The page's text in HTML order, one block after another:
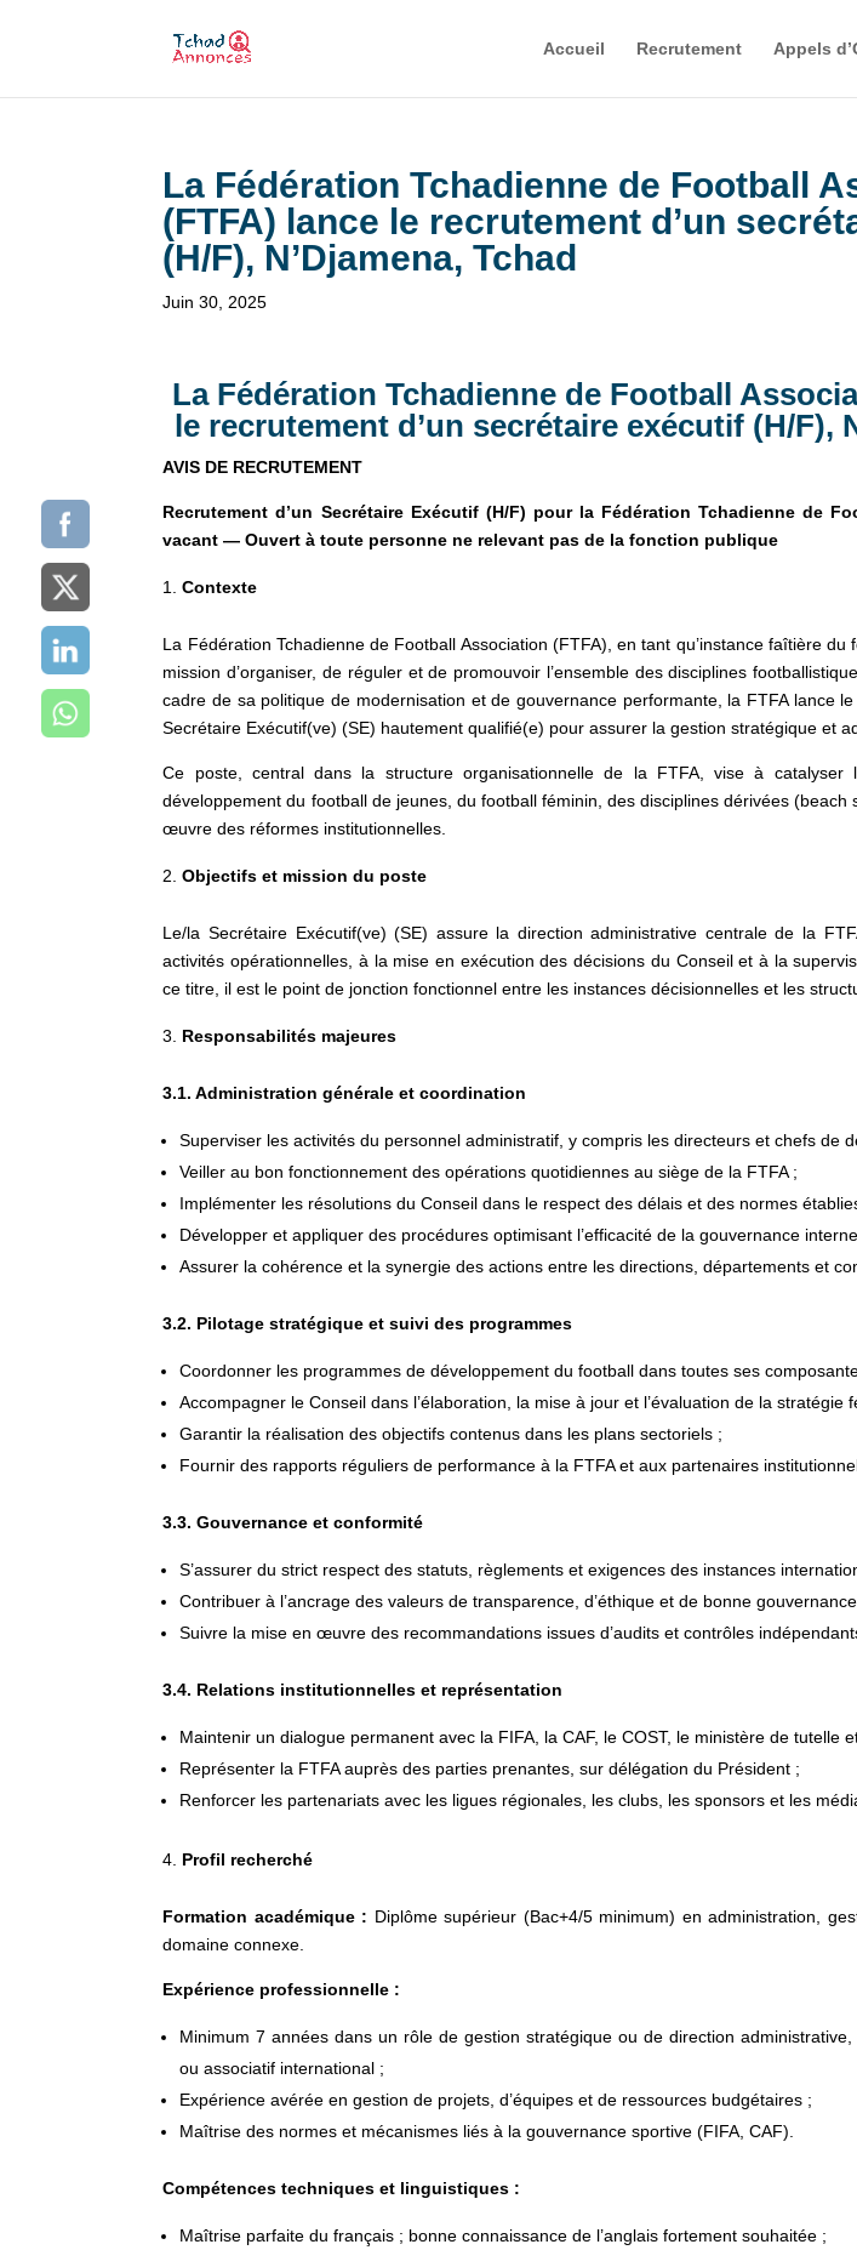
Accueil Recrutement Appels
La Fédération Tchadienne de Football
(FTFA) lance le recrutement d’un
(H/F), N’Djamena, Tchad
Juin 30, 2025
La Fédération Tchadienne de Football
le recrutement d’un secrétaire exécutif (H/F),
AVIS DE RECRUTEMENT
Recrutement d’un Secrétaire Exécutif (H/F) pour la Fédération Tchadienne de
vacant — Ouvert à toute personne ne relevant pas de la fonction publique
Contexte
La Fédération Tchadienne de Football Association (FTFA), en tant qu’instance faîtière du
mission d’organiser, de réguler et de promouvoir l’ensemble des disciplines
cadre de sa politique de modernisation et de gouvernance performante, la FTFA lance
Secrétaire Exécutif(ve) (SE) hautement qualifié(e) pour assurer la gestion stratégique et
Ce poste, central dans la structure organisationnelle de la FTFA, vise à catalyser
développement du football de jeunes, du football féminin, des disciplines dérivées (beach
œuvre des réformes institutionnelles.
Objectifs et mission du poste
Le/la Secrétaire Exécutif(ve) (SE) assure la direction administrative centrale de la
activités opérationnelles, à la mise en exécution des décisions du Conseil et à la
ce titre, il est le point de jonction fonctionnel entre les instances décisionnelles et les
Responsabilités majeures
3.1. Administration générale et coordination
Superviser les activités du personnel administratif, y compris les directeurs et chefs de
Veiller au bon fonctionnement des opérations quotidiennes au siège de la FTFA ;
Implémenter les résolutions du Conseil dans le respect des délais et des normes
Développer et appliquer des procédures optimisant l’efficacité de la gouvernance
Assurer la cohérence et la synergie des actions entre les directions, départements et
3.2. Pilotage stratégique et suivi des programmes
Coordonner les programmes de développement du football dans toutes ses
Accompagner le Conseil dans l’élaboration, la mise à jour et l’évaluation de la stratégie
Garantir la réalisation des objectifs contenus dans les plans sectoriels ;
Fournir des rapports réguliers de performance à la FTFA et aux partenaires
3.3. Gouvernance et conformité
S’assurer du strict respect des statuts, règlements et exigences des instances
Contribuer à l’ancrage des valeurs de transparence, d’éthique et de bonne
Suivre la mise en œuvre des recommandations issues d’audits et contrôles
3.4. Relations institutionnelles et représentation
Maintenir un dialogue permanent avec la FIFA, la CAF, le COST, le ministère de tutelle
Représenter la FTFA auprès des parties prenantes, sur délégation du Président ;
Renforcer les partenariats avec les ligues régionales, les clubs, les sponsors et les
Profil recherché
Formation académique : Diplôme supérieur (Bac+4/5 minimum) en administration,
domaine connexe.
Expérience professionnelle :
Minimum 7 années dans un rôle de gestion stratégique ou de direction
ou associatif international ;
Expérience avérée en gestion de projets, d’équipes et de ressources budgétaires ;
Maîtrise des normes et mécanismes liés à la gouvernance sportive (FIFA, CAF).
Compétences techniques et linguistiques :
Maîtrise parfaite du français ; bonne connaissance de l’anglais fortement souhaitée ;